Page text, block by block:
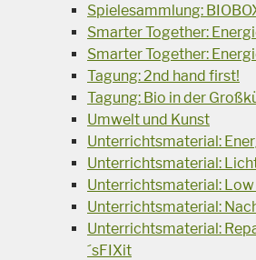
Spielesammlung:
Smarter Together:
Smarter Together:
Tagung: 2nd hand first!
Tagung: Bio in der
Umwelt und Kunst
Unterrichtsmaterial:
Unterrichtsmaterial:
Unterrichtsmaterial:
Unterrichtsmaterial:
Unterrichtsmaterial:
´sFIXit